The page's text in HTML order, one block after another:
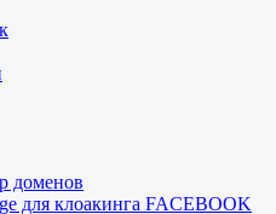
доменов
для клоакинга FACEBOOK